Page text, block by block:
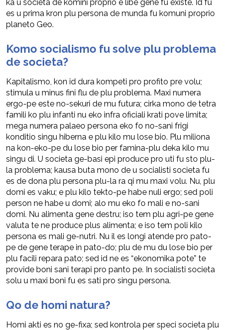
ka u societa de komini proprio e libe gene fu existe. Id fu
es u prima kron plu persona de munda fu komuni proprio
planeto Geo.
Komo socialismo fu solve plu problema
de societa?
Kapitalismo, kon id dura kompeti pro profito pre volu;
stimula u minus fini flu de plu problema. Maxi numera
ergo-pe este no-sekuri de mu futura; cirka mono de tetra
famili ko plu infanti nu eko infra oficiali krati pove limita;
mega numera palaeo persona eko fo no-sani frigi
konditio singu hiberna e plu kilo mu lose bio. Plu miliona
na kon-eko-pe du lose bio per famina-plu deka kilo mu
singu di. U societa ge-basi epi produce pro uti fu sto plu-
la problema; kausa buta mono de u socialisti societa fu
es de dona plu persona plu-la ra qi mu maxi volu. Nu, plu
domi es vaku; e plu kilo tekto-pe habe nuli ergo; sed poli
person ne habe u domi; alo mu eko fo mali e no-sani
domi. Nu alimenta gene destru; iso tem plu agri-pe gene
valuta te ne produce plus alimenta; e iso tem poli kilo
persona es mali ge-nutri. Nu il es longi atende pro pato-
pe de gene terape in pato-do; plu de mu du lose bio per
plu facili repara pato; sed id ne es “ekonomika pote” te
provide boni sani terapi pro panto pe. In socialisti societa
solu u maxi boni fu es sati pro singu persona.
Qo de homi natura?
Homi akti es no ge-fixa; sed kontrola per speci societa plu